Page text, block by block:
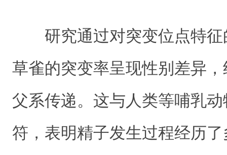
研究通过对突变位点特
草雀的突变率呈现性别差异
父系传递。这与人类等哺乳
符，表明精子发生过程经历